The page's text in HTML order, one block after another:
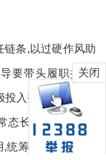
链条,以过硬作风助
要带头履职担当,
入整治工作,以责
态长效。要细化岗
筹协调全区整治
关闭